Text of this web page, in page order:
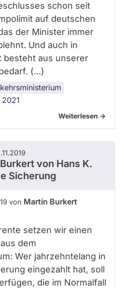
schon seit
auf deutschen
der Minister immer
Und auch in
besteht aus unserer
(...)
Weiterlesen ->
von Hans K.
Sicherung
von Martin Burkert
setzen wir einen
dem
Wer jahrzehntelang in
eingezahlt hat, soll
die im Normalfall